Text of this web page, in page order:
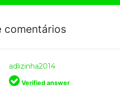
comentários
adlizinha2014
Verified answer